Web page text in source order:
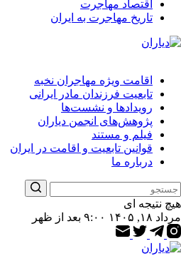
اقتصاد مهاجرت
تاریخ مهاجرت به ایران
اقامت ویژه مهاجران نخبه
تابعیت فرزندان مادر ایرانی
رویدادها و نشست‌ها
پژوهش‌های انجمن دیاران
فیلم و مستند
قوانین تابعیت و اقامت در ایران
درباره ما
هیچ نتیجه ای
مرداد ۱۸, ۱۴۰۵ ۹:۰۰ بعد از ظهر